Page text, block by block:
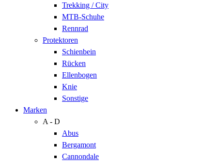
Trekking / City
MTB-Schuhe
Rennrad
Protektoren
Schienbein
Rücken
Ellenbogen
Knie
Sonstige
Marken
A - D
Abus
Bergamont
Cannondale